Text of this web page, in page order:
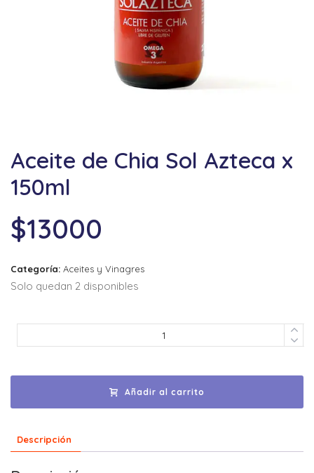
Aceite de Chia Sol Azteca x
150ml
$13000
Categoría: Aceites y Vinagres
Solo quedan 2 disponibles
Añadir al carrito
Descripción